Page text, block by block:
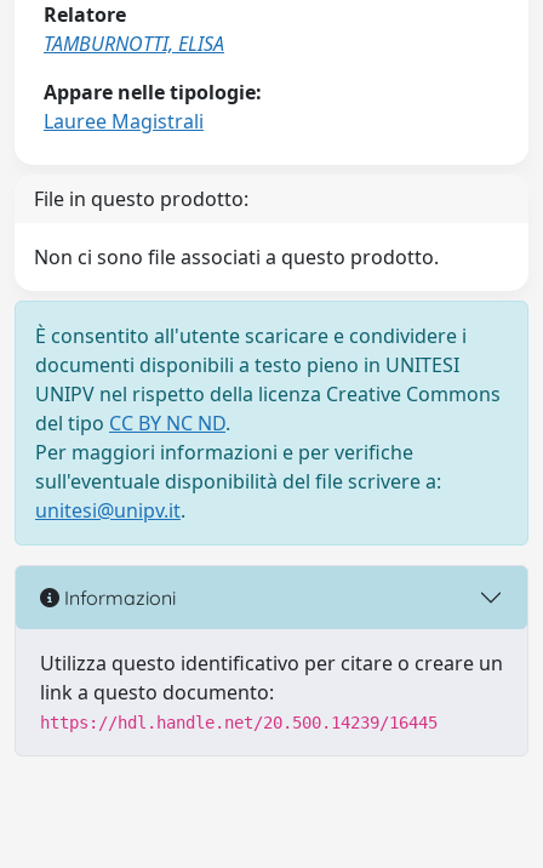
Relatore
TAMBURNOTTI, ELISA
Appare nelle tipologie:
Lauree Magistrali
File in questo prodotto:
Non ci sono file associati a questo prodotto.
È consentito all'utente scaricare e condividere i
documenti disponibili a testo pieno in UNITESI
UNIPV nel rispetto della licenza Creative Commons
del tipo CC BY NC ND.
Per maggiori informazioni e per verifiche
sull'eventuale disponibilità del file scrivere a:
unitesi@unipv.it.
Informazioni
Utilizza questo identificativo per citare o creare un
link a questo documento:
https://hdl.handle.net/20.500.14239/16445